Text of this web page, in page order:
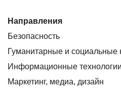
Направления
Безопасность
Гуманитарные и социальные
Информационные технологии
Маркетинг, медиа, дизайн